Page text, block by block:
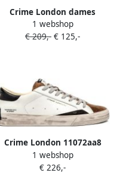
Crime London dames
sneaker Salima leder off
white
1 webshop
€ 209,- € 125,-
Crime London 11072aa8
Distressed 2.0 Schoenen Wit
Man
1 webshop
€ 226,-